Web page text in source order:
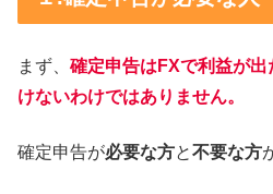
まず、 確定申告はFXで利益が
けないわけではありません。
確定申告が必要な方と不要な方